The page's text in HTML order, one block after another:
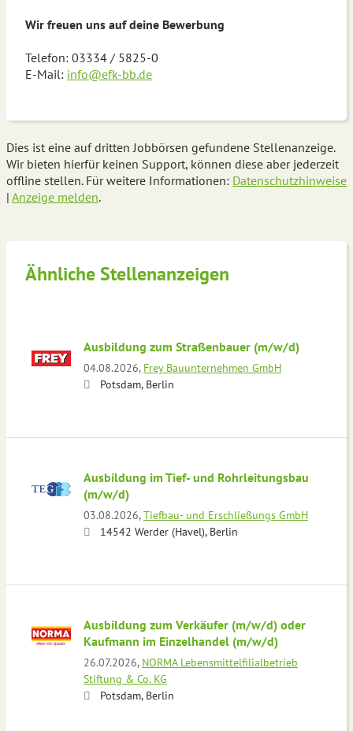
Wir freuen uns auf deine Bewerbung
Telefon: 03334 / 5825-0
E-Mail: info@efk-bb.de
Dies ist eine auf dritten Jobbörsen gefundene Stellenanzeige.
Wir bieten hierfür keinen Support, können diese aber jederzeit
offline stellen. Für weitere Informationen: Datenschutzhinweise
| Anzeige melden.
Ähnliche Stellenanzeigen
Ausbildung zum Straßenbauer (m/w/d)
04.08.2026, Frey Bauunternehmen GmbH
Potsdam, Berlin
Ausbildung im Tief- und Rohrleitungsbau
(m/w/d)
03.08.2026,Tiefbau- und Erschließungs GmbH
14542 Werder (Havel), Berlin
Ausbildung zum Verkäufer (m/w/d) oder
Kaufmann im Einzelhandel (m/w/d)
26.07.2026, NORMA Lebensmittelfilialbetrieb
Stiftung & Co. KG
Potsdam, Berlin